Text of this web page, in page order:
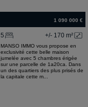
1 090 000 €
+/- 170 m²
5
MANSO IMMO vous propose en
exclusivité cette belle maison
jumelée avec 5 chambres érigée
sur une parcelle de 1a20ca. Dans
un des quartiers des plus prisés de
la capitale cette m...